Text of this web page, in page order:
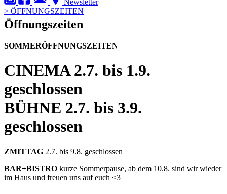
Newsletter
> ÖFFNUNGSZEITEN
Öffnungszeiten
SOMMERÖFFNUNGSZEITEN
CINEMA2.7. bis 1.9.
geschlossen
BÜHNE 2.7. bis 3.9.
geschlossen
ZMITTAG 2.7. bis 9.8. geschlossen
BAR+BISTRO kurze Sommerpause, ab dem 10.8. sind wir wieder
im Haus und freuen uns auf euch <3